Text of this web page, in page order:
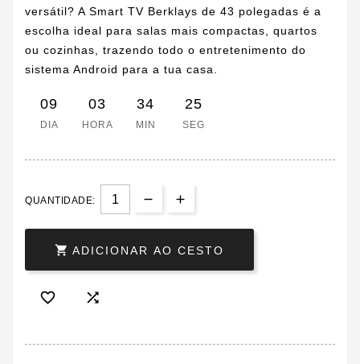
versátil? A Smart TV Berklays de 43 polegadas é a
escolha ideal para salas mais compactas, quartos
ou cozinhas, trazendo todo o entretenimento do
sistema Android para a tua casa.
09
DIA
03
HORA
34
MIN
25
SEG
QUANTIDADE:
 ADICIONAR AO CESTO
 